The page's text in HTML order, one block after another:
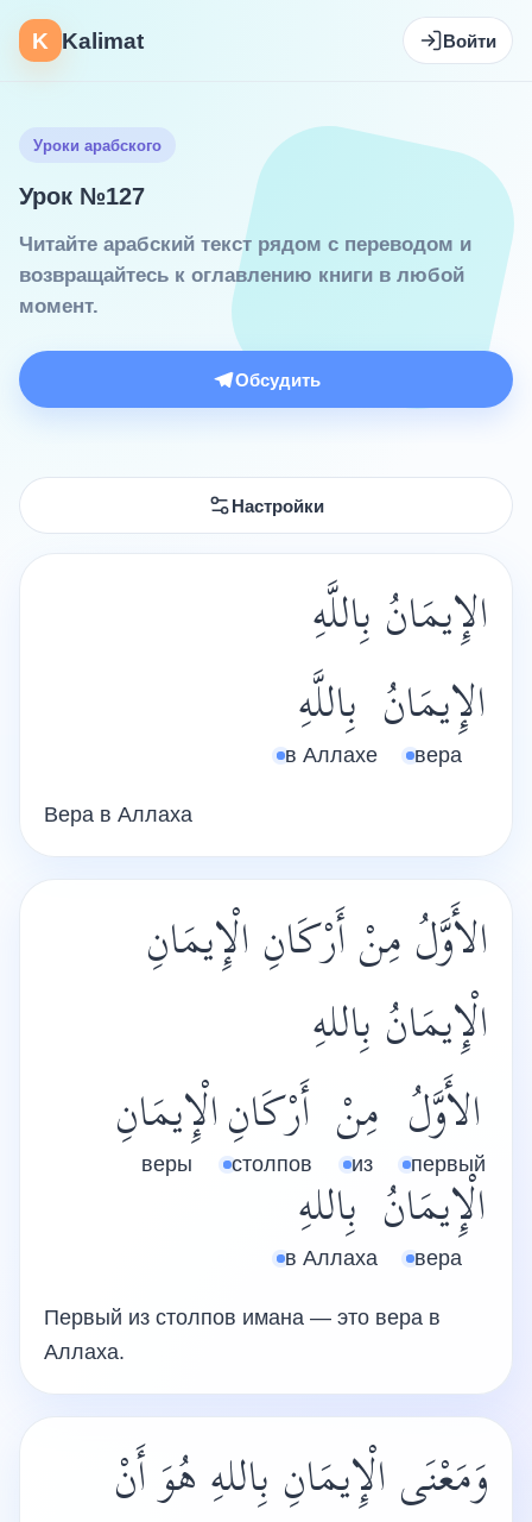
K Kalimat Войти
Уроки арабского
Урок №127
Читайте арабский текст рядом с переводом и
возвращайтесь к оглавлению книги в любой
момент.
Обсудить
Настройки
الإِيمَانُ بِاللَّهِ
الإِيمَانُ
вера
بِاللَّهِ
в Аллахе
Вера в Аллаха
الأَوَّلُ مِنْ أَرْكَانِ الْإِيمَانِ
الْإِيمَانُ بِاللهِ
الأَوَّلُ
первый
مِنْ
из
أَرْكَانِ
столпов
الْإِيمَانِ
веры
الْإِيمَانُ
вера
بِاللهِ
в Аллаха
Первый из столпов имана — это вера в
Аллаха.
وَمَعْنَى الْإِيمَانِ بِاللهِ هُوَ أَنْ